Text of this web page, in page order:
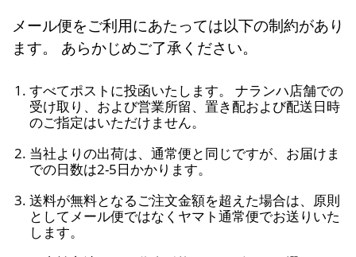
メール便をご利用にあたっては以下の制約があり
ます。 あらかじめご了承ください。
すべてポストに投函いたします。 ナランハ店舗での
受け取り、および営業所留、置き配および配送日時
のご指定はいただけません。
当社よりの出荷は、通常便と同じですが、お届けま
での日数は2-5日かかります。
送料が無料となるご注文金額を超えた場合は、原則
としてメール便ではなくヤマト通常便でお送りいた
します。